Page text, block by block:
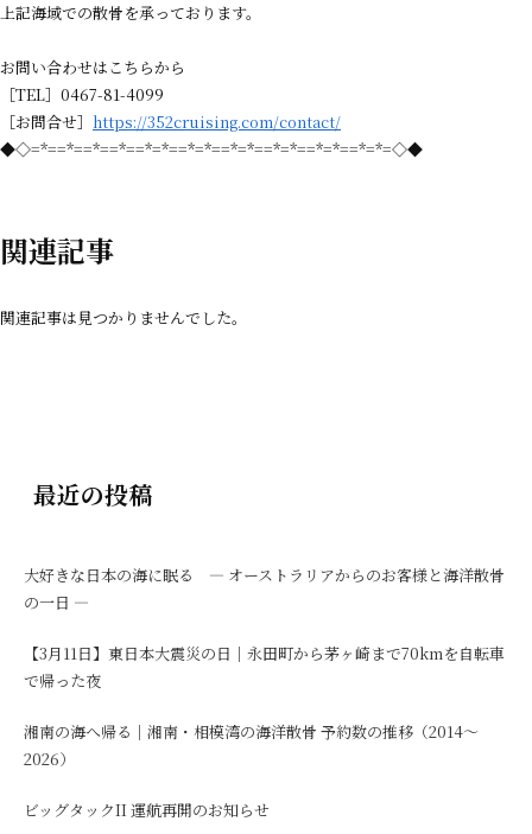
上記海域での散骨を承っております。
お問い合わせはこちらから
［TEL］0467-81-4099
［お問合せ］ https://352cruising.com/contact/
◆◇=*==*==*==*==*=*==*=*==*=*==*=*==*=*==*=*=◇◆
関連記事
関連記事は見つかりませんでした。
最近の投稿
大好きな日本の海に眠る ― オーストラリアからのお客様と海洋散骨
の一日 ―
【3月11日】東日本大震災の日｜永田町から茅ヶ崎まで70kmを自転車
で帰った夜
湘南の海へ帰る｜湘南・相模湾の海洋散骨 予約数の推移（2014〜
2026）
ビッグタックII 運航再開のお知らせ